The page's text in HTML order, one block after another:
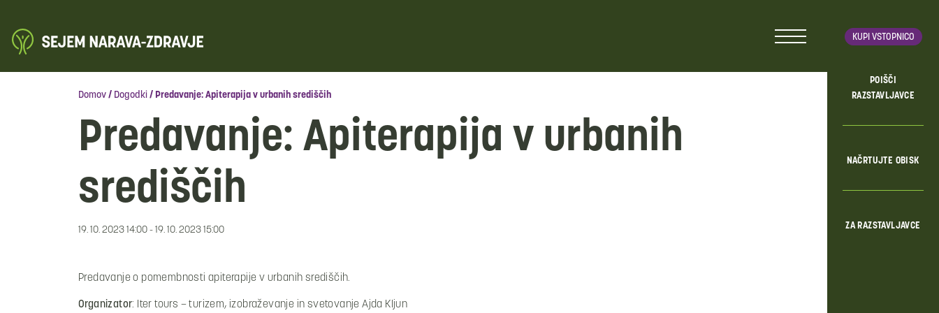
KUPI VSTOPNICO
POIŠČI
RAZSTAVLJAVCE
NAČRTUJTE OBISK
ZA RAZSTAVLJAVCE
Domov / Dogodki / Predavanje: Apiterapija v urbanih središčih
Predavanje: Apiterapija v urbanih
središčih
19. 10. 2023 14:00 - 19. 10. 2023 15:00
Predavanje o pomembnosti apiterapije v urbanih središčih.
Organizator: Iter tours – turizem, izobraževanje in svetovanje Ajda Kljun